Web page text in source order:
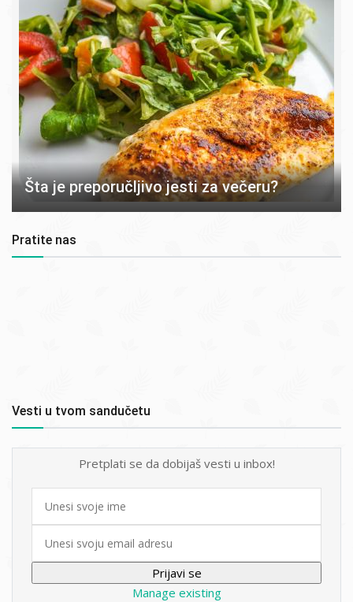
Šta je preporučljivo jesti za večeru?
Pratite nas
Vesti u tvom sandučetu
Pretplati se da dobijaš vesti u inbox!
First
Manage existing